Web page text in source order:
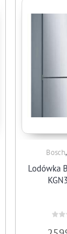
Bosch,
Lodówka
0